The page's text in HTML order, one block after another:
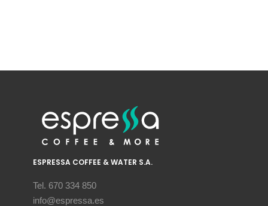
ESPRESSA COFFEE & WATER S.A.
Tel. 670 334 850
info@espressa.es